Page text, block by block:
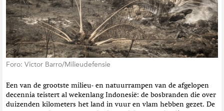
Foro: Victor Barro/Milieudefensie
Een van de grootste milieu- en natuurrampen van de afgelopen
decennia teistert al wekenlang Indonesië: de bosbranden die over
duizenden kilometers het land in vuur en vlam hebben gezet. De